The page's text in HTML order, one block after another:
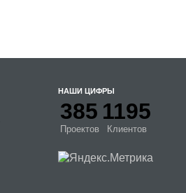
НАШИ ЦИФРЫ
385
Проектов
1195
Клиентов